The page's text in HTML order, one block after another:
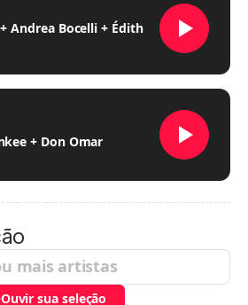
Andrea Bocelli + Édith
+ Don Omar
Ouvir sua seleção